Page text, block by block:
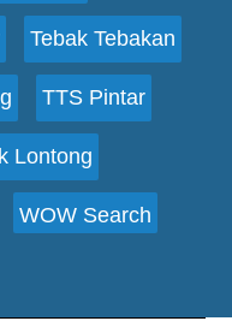
Tebak Tebakan
TTS Pintar
Lontong
WOW Search